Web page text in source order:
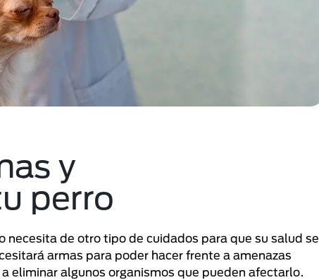
y
perro
de otro tipo de cuidados para que su salud se
armas para poder hacer frente a amenazas
eliminar algunos organismos que pueden afectarlo.